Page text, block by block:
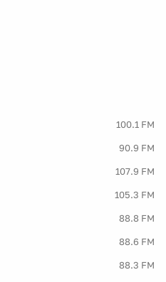
100.1 FM
90.9 FM
107.9 FM
105.3 FM
88.8 FM
88.6 FM
88.3 FM